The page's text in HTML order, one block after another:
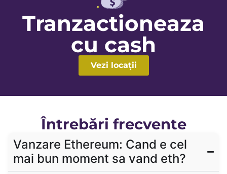
Tranzactioneaza
cu cash
Vezi locații
Întrebări frecvente
Vanzare Ethereum: Cand e cel
mai bun moment sa vand eth?